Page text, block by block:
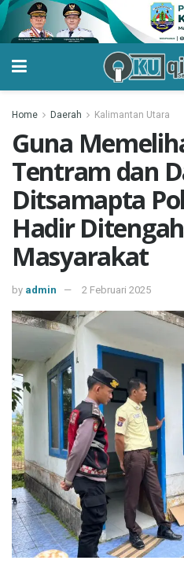
Home Daerah Kalimantan Utara
Guna
Tentram dan
Ditsamapta
Hadir
Masyarakat
by admin 2 Februari 2025